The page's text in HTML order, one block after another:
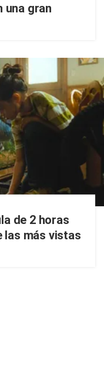
una gran
de 2 horas
las más vistas